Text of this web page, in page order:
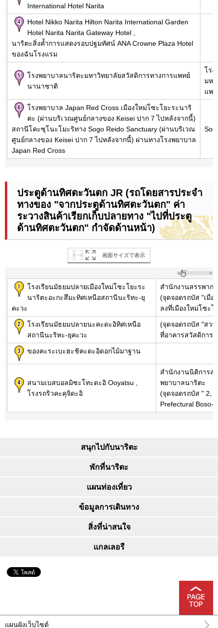
International Hotel Narita
Hotel Nikko Narita Hilton Narita International Garden
Hotel Narita Narita Gateway Hotel ,
นาริตะสิ่งค้ำการแสดงรอบปฐมทัศน์ ANA Crowne Plaza Hotel
ของฉันโรงแรม
โรงพยาบาลนาริตะมหาวิทยาลัยสวัสดิการทางการแพทย์
นานาชาติ
โรง
มหา
แพ
โรงพยาบาล Japan Red Cross เมืองใหม่โซะโยะระนาริ
ตะ (ผ่านบริเวณศูนย์กลางของ Keisei ปาก 7 ไปหลังจากนี้)
สถานีโคะซุโนะโมะริทาง Sogo Reido Sanctuary (ผ่านบริเวณ
ศูนย์กลางของ Keisei ปาก 7 ไปหลังจากนี้) ผ่านทางโรงพยาบาล
Japan Red Cross
ประตูด้านทิศตะวันตก JR (รถโดยสารประจำ
ทางของ "จากประตูด้านทิศตะวันตก" ค่า
ระวางสินค้าเรียกเก็บปลายทาง "ไปที่ประตู
ด้านทิศตะวันตก" กำจัดด้านหน้า)
画面サイズで表示
โรงเรียนมัธยมปลายเมืองใหม่โซะโยะระ
นาริตะอะกะสึมะทิศเหนือสถานีนะริทะ-ยุ
คะวะ
สำนักงานสรรพากร
(จุดจอดรถบัส "เมือ
ลงที่เมืองใหม่โซะ
โรงเรียนมัธยมปลายนะคะดะอิทิศเหนือ
สถานีนะริทะ-ยุคะวะ
(จุดจอดรถบัส "สว
ที่อาคารสวัสดิการ
ของคะระเบะฮะชิคะดะอิดอกไม้มาฐาน
สนามเบสบอลมิซะโทะดะอิ Ooyatsu ,
โรงรถริวคะคุจิดะอิ
สำนักงานนิติการส
พยาบาลนาริตะ
(จุดจอดรถบัส " 2,
Prefectural Boso-
สนุกไปกับนาริตะ
พักที่นาริตะ
แผนท่องเที่ยว
ข้อมูลการเดินทาง
สิ่งที่น่าสนใจ
แกลเลอรี
แผนผังเว็บไซต์